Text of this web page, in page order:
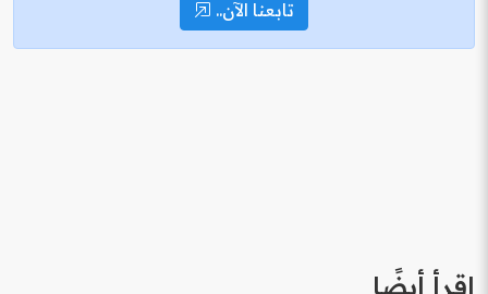
تابعنا الآن..
اقرأ أيضًا